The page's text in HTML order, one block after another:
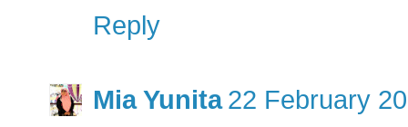
Reply
Mia Yunita 22 February